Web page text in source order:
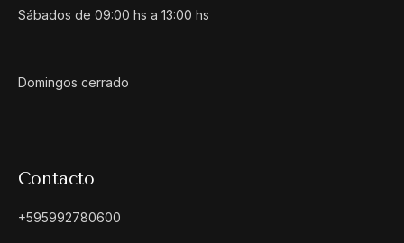
Sábados de 09:00 hs a 13:00 hs
Domingos cerrado
Contacto
+595992780600